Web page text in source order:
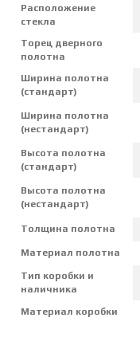
Расположение
стекла
Торец дверного
полотна
Ширина полотна
(стандарт)
Ширина полотна
(нестандарт)
Высота полотна
(стандарт)
Высота полотна
(нестандарт)
Толщина полотна
Материал полотна
Тип коробки и
наличника
Материал коробки